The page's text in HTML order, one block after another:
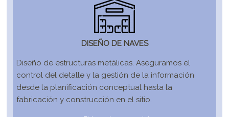
DISEÑO DE NAVES
Diseño de estructuras metálicas. Aseguramos el
control del detalle y la gestión de la información
desde la planificación conceptual hasta la
fabricación y construcción en el sitio.